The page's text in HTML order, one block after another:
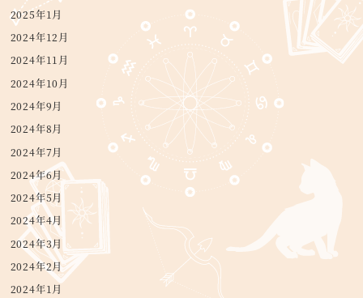
2025年1月
2024年12月
2024年11月
2024年10月
2024年9月
2024年8月
2024年7月
2024年6月
2024年5月
2024年4月
2024年3月
2024年2月
2024年1月